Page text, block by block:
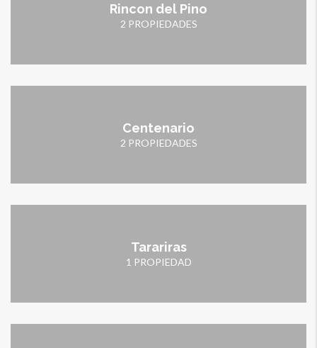
Rincon del Pino
2 PROPIEDADES
Centenario
2 PROPIEDADES
Tarariras
1 PROPIEDAD